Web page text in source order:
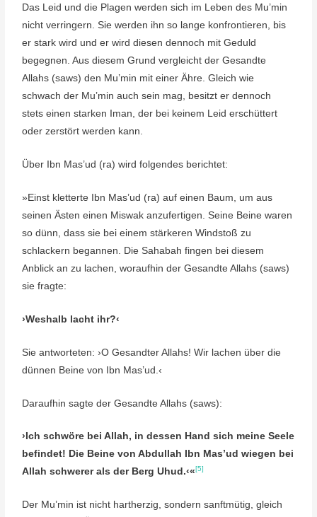
Das Leid und die Plagen werden sich im Leben des Mu’min
nicht verringern. Sie werden ihn so lange konfrontieren, bis
er stark wird und er wird diesen dennoch mit Geduld
begegnen. Aus diesem Grund vergleicht der Gesandte
Allahs (saws) den Mu’min mit einer Ähre. Gleich wie
schwach der Mu’min auch sein mag, besitzt er dennoch
stets einen starken Iman, der bei keinem Leid erschüttert
oder zerstört werden kann.
Über Ibn Mas’ud (ra) wird folgendes berichtet:
»Einst kletterte Ibn Mas’ud (ra) auf einen Baum, um aus
seinen Ästen einen Miswak anzufertigen. Seine Beine waren
so dünn, dass sie bei einem stärkeren Windstoß zu
schlackern begannen. Die Sahabah fingen bei diesem
Anblick an zu lachen, woraufhin der Gesandte Allahs (saws)
sie fragte:
›Weshalb lacht ihr?‹
Sie antworteten: ›O Gesandter Allahs! Wir lachen über die
dünnen Beine von Ibn Mas’ud.‹
Daraufhin sagte der Gesandte Allahs (saws):
›Ich schwöre bei Allah, in dessen Hand sich meine Seele
befindet! Die Beine von Abdullah Ibn Mas’ud wiegen bei
Allah schwerer als der Berg Uhud.‹«[5]
Der Mu’min ist nicht hartherzig, sondern sanftmütig, gleich